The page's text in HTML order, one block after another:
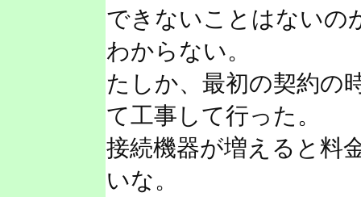
できないことはないの
わからない。
たしか、最初の契約の
て工事して行った。
接続機器が増えると料
いな。